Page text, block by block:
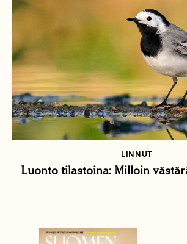
LINNUT
Luonto tilastoina: Milloin